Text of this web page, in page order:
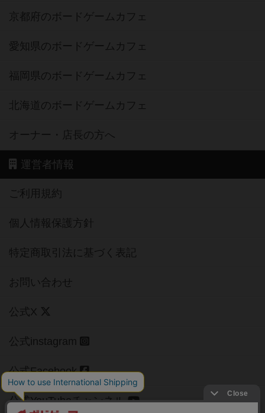
京都府のボードゲームカフェ
愛知県のボードゲームカフェ
福岡県のボードゲームカフェ
北海道のボードゲームカフェ
オーナー・店長の方へ
運営者情報
ご利用規約
個人情報保護方針
特定商取引法に基づく表記
お問い合わせ
公式X
公式instagram
公式Facebook
公式YouTubeチャンネル